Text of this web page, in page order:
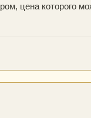
цена которого